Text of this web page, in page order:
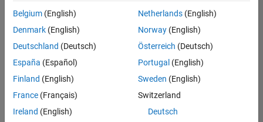
Les
descriptions
poste
n’ont
pas
été
Belgium (English)
Denmark (English)
Deutschland (Deutsch)
España (Español)
Finland (English)
France (Français)
Ireland (English)
Netherlands(English)
Norway(English)
Österreich (Deutsch)
Portugal (English)
Sweden (English)
Switzerland
Deutsch